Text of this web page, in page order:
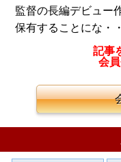
監督の長編デビュー
保有することにな・
記事
会